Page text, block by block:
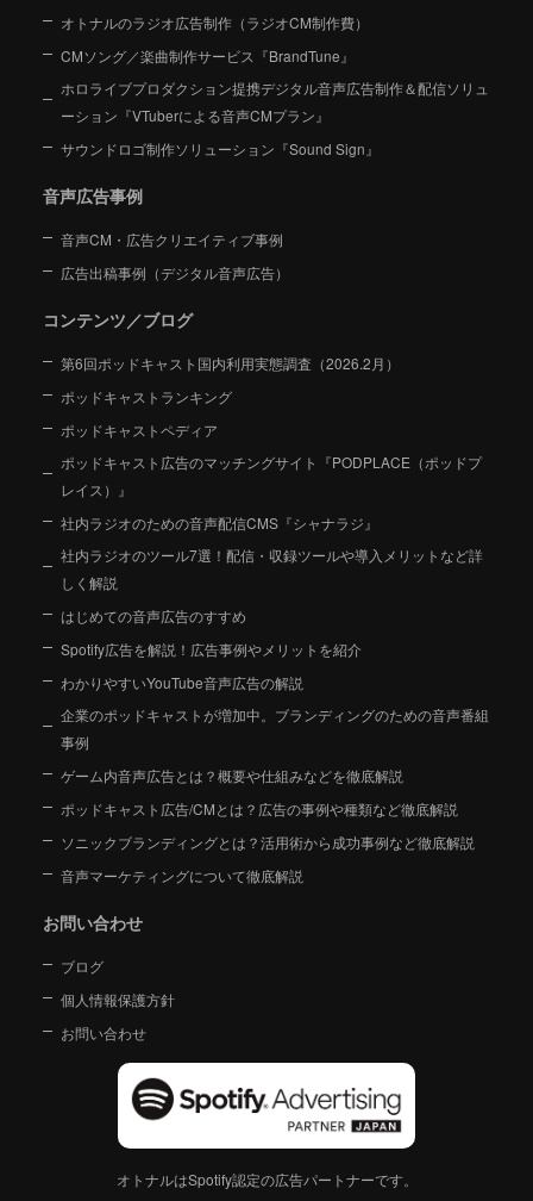
オトナルのラジオ広告制作（ラジオCM制作費）
CMソング／楽曲制作サービス『BrandTune』
ホロライブプロダクション提携デジタル音声広告制作＆配信ソリュ
ーション 『VTuberによる音声CMプラン』
サウンドロゴ制作ソリューション『Sound Sign』
音声広告事例
音声CM・広告クリエイティブ事例
広告出稿事例（デジタル音声広告）
コンテンツ／ブログ
第6回ポッドキャスト国内利用実態調査（2026.2月）
ポッドキャストランキング
ポッドキャストペディア
ポッドキャスト広告のマッチングサイト『PODPLACE（ポッドプ
レイス）』
社内ラジオのための音声配信CMS『シャナラジ』
社内ラジオのツール7選！配信・収録ツールや導入メリットなど詳
しく解説
はじめての音声広告のすすめ
Spotify広告を解説！広告事例やメリットを紹介
わかりやすいYouTube音声広告の解説
企業のポッドキャストが増加中。ブランディングのための音声番組
事例
ゲーム内音声広告とは？概要や仕組みなどを徹底解説
ポッドキャスト広告/CMとは？広告の事例や種類など徹底解説
ソニックブランディングとは？活用術から成功事例など徹底解説
音声マーケティングについて徹底解説
お問い合わせ
ブログ
個人情報保護方針
お問い合わせ
オトナルはSpotify認定の広告パートナーです。